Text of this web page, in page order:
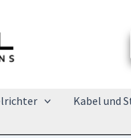
Kabel und